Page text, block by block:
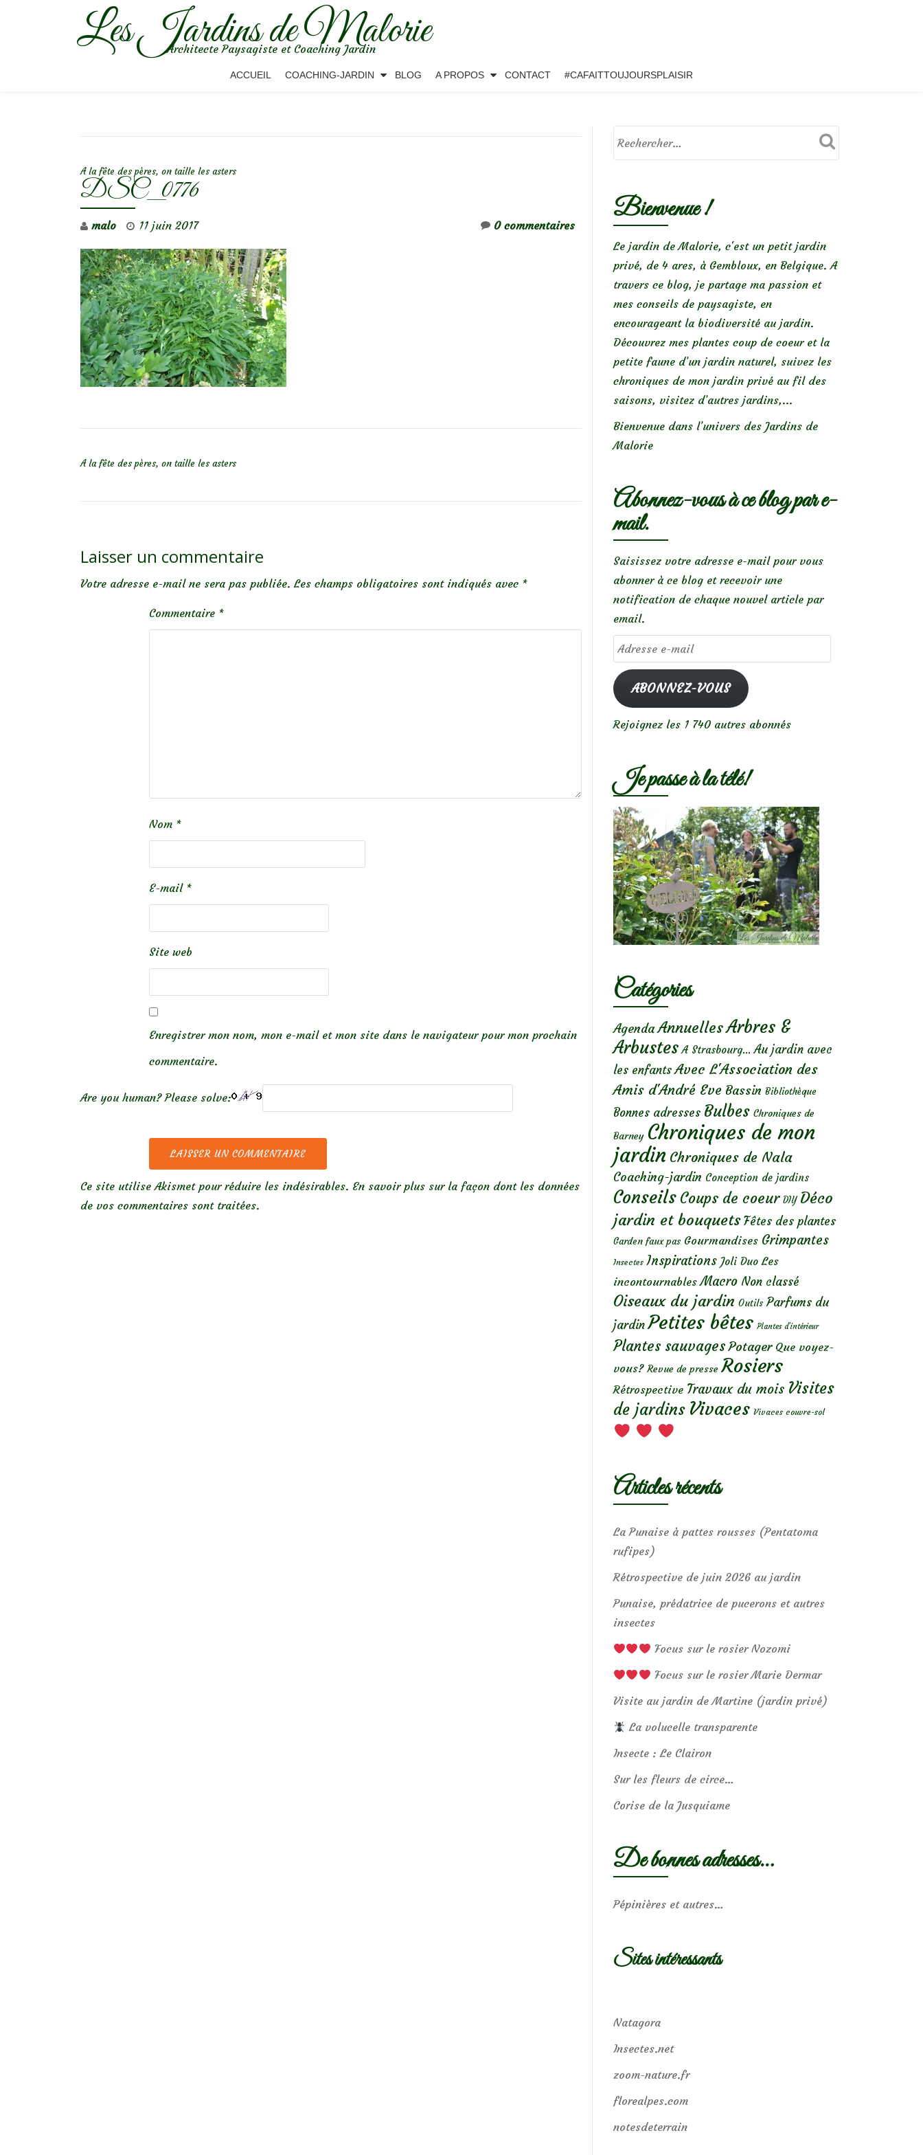
Les Jardins de Malorie
Architecte Paysagiste et Coaching Jardin
ACCUEIL COACHING-JARDIN BLOG A PROPOS CONTACT #CAFAITTOUJOURSPLAISIR
A la fête des pères, on taille les asters
DSC_0776
malo 11 juin 2017 0 commentaires
A la fête des pères, on taille les asters
Laisser un commentaire
Votre adresse e-mail ne sera pas publiée. Les champs obligatoires sont indiqués avec *
Commentaire *
Nom *
E-mail *
Site web
Enregistrer mon nom, mon e-mail et mon site dans le navigateur pour mon prochain
commentaire.
Are you human? Please solve:
Ce site utilise Akismet pour réduire les indésirables. En savoir plus sur la façon dont les données
de vos commentaires sont traitées.
Bienvenue !
Le jardin de Malorie, c'est un petit jardin
privé, de 4 ares, à Gembloux, en Belgique. A
travers ce blog, je partage ma passion et
mes conseils de paysagiste, en
encourageant la biodiversité au jardin.
Découvrez mes plantes coup de coeur et la
petite faune d’un jardin naturel, suivez les
chroniques de mon jardin privé au fil des
saisons, visitez d’autres jardins,...
Bienvenue dans l’univers des Jardins de
Malorie
Abonnez-vous à ce blog par e-
mail.
Saisissez votre adresse e-mail pour vous
abonner à ce blog et recevoir une
notification de chaque nouvel article par
email.
Adresse
e-
mailABONNEZ-VOUS
Rejoignez les 1 740 autres abonnés
Je passe à la télé!
Catégories
Agenda AnnuellesArbres &
Arbustes A Strasbourg... Au jardin avec
les enfants Avec L'Association des
Amis d'André Eve Bassin Bibliothèque
Bonnes adresses Bulbes Chroniques de
Barney Chroniques de mon
jardin Chroniques de Nala
Coaching-jardin Conception de jardins
Conseils Coups de coeur DIY Déco
jardin et bouquets Fêtes des plantes
Garden faux pas Gourmandises Grimpantes
Insectes Inspirations Joli Duo Les
incontournables Macro Non classé
Oiseaux du jardin Outils Parfums du
jardin Petites bêtes Plantes d’intérieur
Plantes sauvages Potager Que voyez-
vous? Revue de presse Rosiers
Rétrospective Travaux du mois Visites
de jardins Vivaces Vivaces couvre-sol
Articles récents
La Punaise à pattes rousses (Pentatoma
rufipes)
Rétrospective de juin 2026 au jardin
Punaise, prédatrice de pucerons et autres
insectes
Focus sur le rosier Nozomi
Focus sur le rosier Marie Dermar
Visite au jardin de Martine (jardin privé)
La volucelle transparente
Insecte : Le Clairon
Sur les fleurs de circe…
Corise de la Jusquiame
De bonnes adresses…
Pépinières et autres…
Sites intéressants
Natagora
Insectes.net
zoom-nature.fr
florealpes.com
notesdeterrain